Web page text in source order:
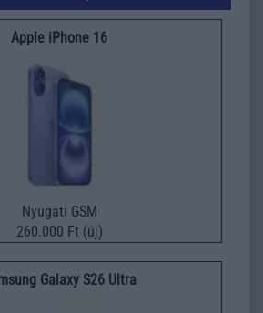
Apple iPhone 16
Nyugati GSM
260.000 Ft (új)
Galaxy S26 Ultra